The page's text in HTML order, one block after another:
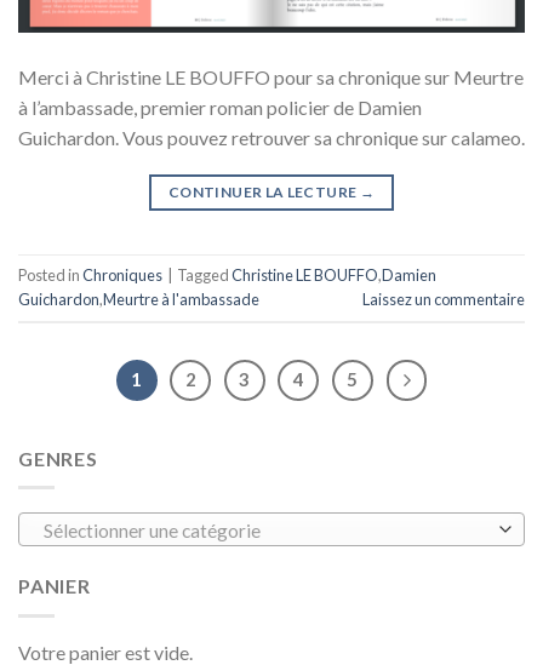
Merci à Christine LE BOUFFO pour sa chronique sur Meurtre
à l’ambassade, premier roman policier de Damien
Guichardon. Vous pouvez retrouver sa chronique sur calameo.
CONTINUER LA LECTURE →
Posted inChroniques TaggedChristine LE BOUFFO,Damien
Guichardon,Meurtre à l'ambassade Laissez un commentaire
1 2 3 4 5
GENRES
Sélectionner une catégorie
PANIER
Votre panier est vide.